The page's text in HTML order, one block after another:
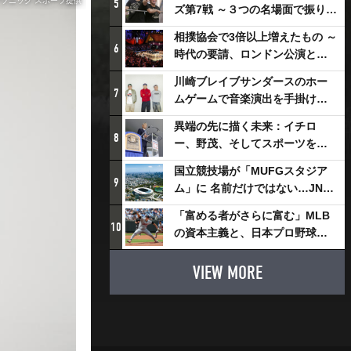
5
ズ第7戦 ～３つの名場面で振り返
る～
6
相撲協会で3倍以上増えたもの ～
時代の要請、ロンドン公演と古
式大相撲
7
川崎ブレイブサンダースのホー
ムゲームで音楽演出を手掛ける
スチャダラパーが川崎新！アリ
ーナシティ・プロジェクトを語
る 「楽しみでしかないでしょ。
川崎は、ずっと成長曲線だか
ら」
8
異端の先に描く未来：イチロ
ー、野茂、そしてスポーツを支
える科学界の挑戦
9
国立競技場が「MUFGスタジア
ム」に 名前だけではない…JNSE
とMUFGが“共創”し描く地域活
性化・社会価値創造の近未来図
とは
10
「富める者がさらに富む」MLB
の資本主義と、日本プロ野球が
踏み出せない一歩
VIEW MORE